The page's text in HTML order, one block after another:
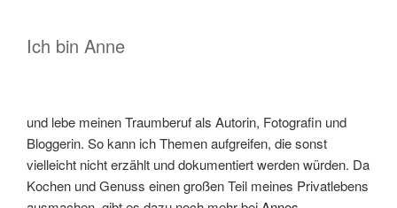
Ich bin Anne
und lebe meinen Traumberuf als Autorin, Fotografin und
Bloggerin. So kann ich Themen aufgreifen, die sonst
vielleicht nicht erzählt und dokumentiert werden würden. Da
Kochen und Genuss einen großen Teil meines Privatlebens